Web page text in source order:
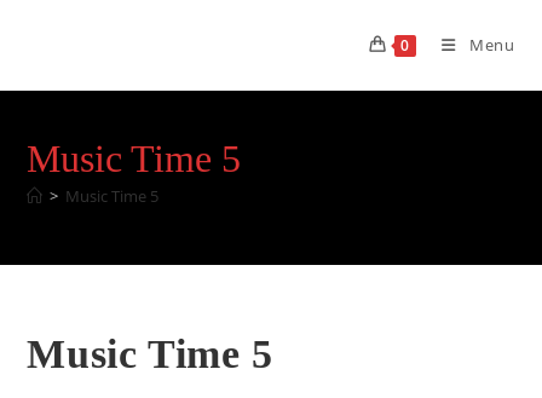
0 Menu
Music Time 5
> Music Time 5
Music Time 5